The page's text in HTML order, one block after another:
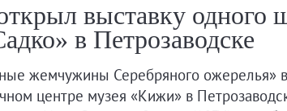
выставку одного
в Петрозаводске
жемчужины Серебряного ожерелья» в
центре музея «Кижи» в